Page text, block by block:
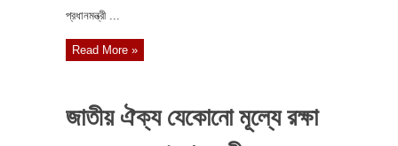
প্রধানমন্ত্রী ...
Read More »
জাতীয় ঐক্য যেকোনো মূল্যে রক্ষা